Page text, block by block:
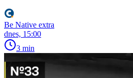
Be Native extra
dnes, 15:00
3 min